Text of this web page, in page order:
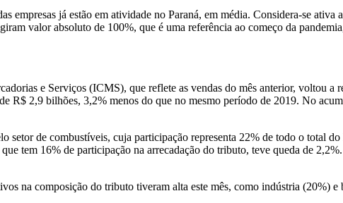
empresas já estão em atividade no Paraná, em média. Considera-se
valor absoluto de 100%, que é uma referência ao começo da
e Serviços (ICMS), que reflete as vendas do mês anterior, voltou
R$ 2,9 bilhões, 3,2% menos do que no mesmo período de 2019. No
setor de combustíveis, cuja participação representa 22% de todo o total
tem 16% de participação na arrecadação do tributo, teve queda de
na composição do tributo tiveram alta este mês, como indústria (20%) e